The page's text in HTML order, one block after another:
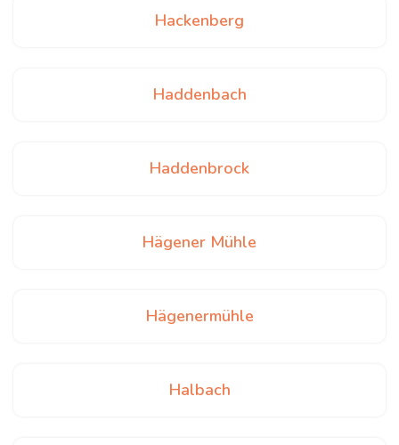
Hackenberg
Haddenbach
Haddenbrock
Hägener Mühle
Hägenermühle
Halbach